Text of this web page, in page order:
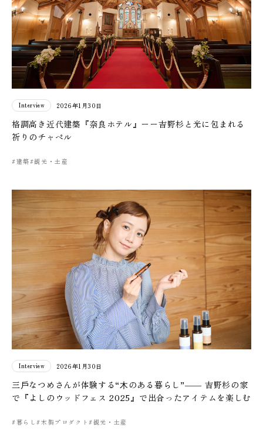
Interview 2026年1月30日
格調高き近代建築『奈良ホテル』ーー吉野杉と光に包まれる
祈りのチャペル
#建築#観光・土産
Interview 2026年1月30日
三⼾なつめさんが体験する“⽊のある暮らし”―― 吉野杉の家
で『よしのウッドフェス 2025』で出合ったアイテムを楽しむ
#暮らし#木製プロダクト#観光・土産